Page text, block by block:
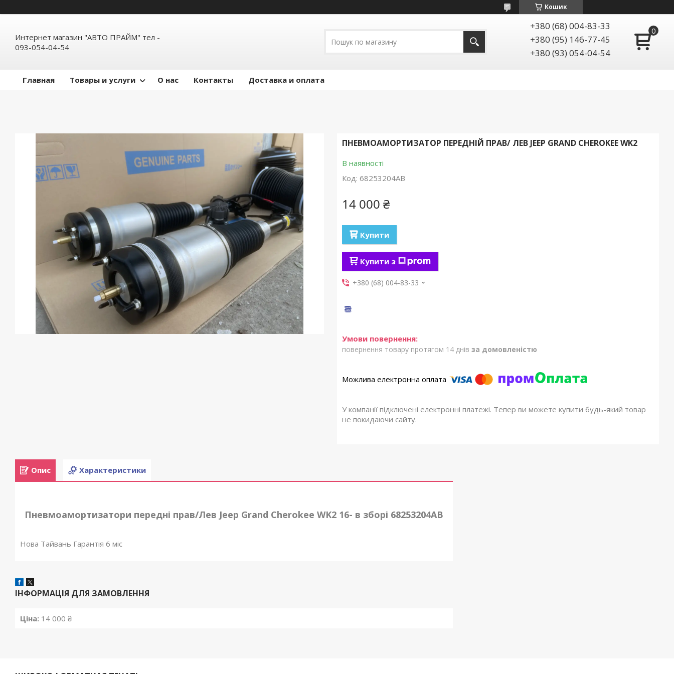
Кошик
Интернет магазин "АВТО ПРАЙМ" тел -
093-054-04-54
+380 (68) 004-83-33
+380 (95) 146-77-45
+380 (93) 054-04-54
Главная Товары и услуги О нас Контакты Доставка и оплата
ПНЕВМОАМОРТИЗАТОР ПЕРЕДНІЙ ПРАВ/ ЛЕВ JEEP GRAND CHEROKEE WK2
В наявності
Код: 68253204AB
14 000 ₴
Купити
Купити з
+380 (68) 004-83-33
повернення товару протягом 14 днів за домовленістю
У компанії підключені електронні платежі. Тепер ви можете купити будь-який товар
не покидаючи сайту.
Опис Характеристики
Пневмоамортизатори передні прав/Лев Jeep Grand Cherokee WK2 16- в зборі 68253204AB
Нова Тайвань Гарантія 6 міс
ІНФОРМАЦІЯ ДЛЯ ЗАМОВЛЕННЯ
Ціна: 14 000 ₴